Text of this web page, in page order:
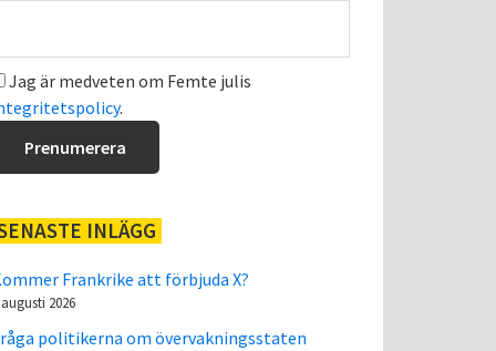
Jag är medveten om Femte julis
.
INLÄGG
Frankrike att förbjuda X?
2026
politikerna om övervakningsstaten